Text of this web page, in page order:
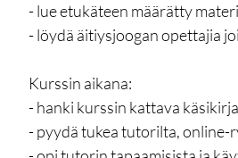
- lue etukäteen määrätty
- löydä äitiysjoogan opettajia
Kurssin aikana:
- hanki kurssin kattava käsikirja
- pyydä tukea tutorilta,